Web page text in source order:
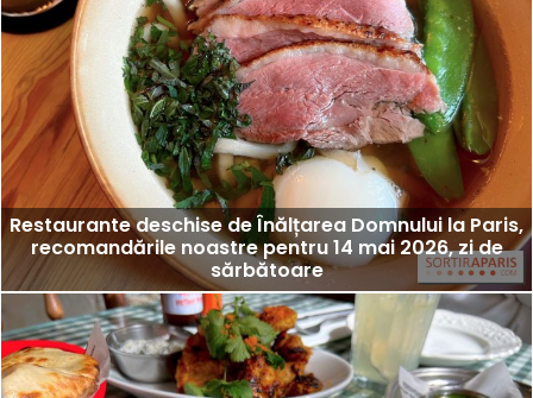
Restaurante deschise de Înălțarea Domnului la Paris,
recomandările noastre pentru 14 mai 2026, zi de
sărbătoare